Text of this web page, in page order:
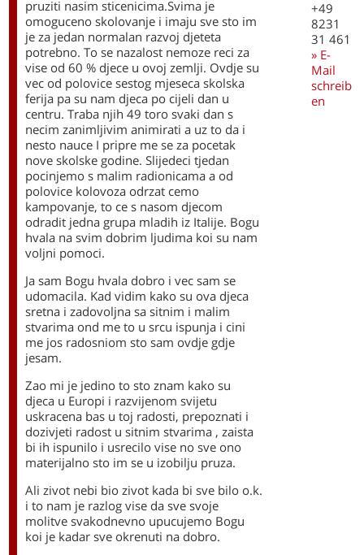
pruziti nasim sticenicima.Svima je
omoguceno skolovanje i imaju sve sto im
je za jedan normalan razvoj djeteta
potrebno. To se nazalost nemoze reci za
vise od 60 % djece u ovoj zemlji. Ovdje su
vec od polovice sestog mjeseca skolska
ferija pa su nam djeca po cijeli dan u
centru. Traba njih 49 toro svaki dan s
necim zanimljivim animirati a uz to da i
nesto nauce I pripre me se za pocetak
nove skolske godine. Slijedeci tjedan
pocinjemo s malim radionicama a od
polovice kolovoza odrzat cemo
kampovanje, to ce s nasom djecom
odradit jedna grupa mladih iz Italije. Bogu
hvala na svim dobrim ljudima koi su nam
voljni pomoci.
Ja sam Bogu hvala dobro i vec sam se
udomacila. Kad vidim kako su ova djeca
sretna i zadovoljna sa sitnim i malim
stvarima ond me to u srcu ispunja i cini
me jos radosniom sto sam ovdje gdje
jesam.
Zao mi je jedino to sto znam kako su
djeca u Europi i razvijenom svijetu
uskracena bas u toj radosti, prepoznati i
dozivjeti radost u sitnim stvarima , zaista
bi ih ispunilo i usrecilo vise no sve ono
materijalno sto im se u izobilju pruza.
Ali zivot nebi bio zivot kada bi sve bilo o.k.
i to nam je razlog vise da sve svoje
molitve svakodnevno upucujemo Bogu
koi je kadar sve okrenuti na dobro.
+49
8231
31 461
» E-
Mail
schreib
en